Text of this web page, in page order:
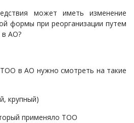
отбор «Самрук-
и уведомления)
может иметь изменение
формы при реорганизации путем
в АО?
в АО нужно смотреть на такие
крупный)
применяло ТОО